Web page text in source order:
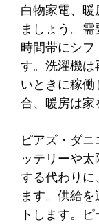
白物家電、
ましょう。
時間帯にシ
す。洗濯機
いときに稼
合、暖房は家
ピアズ・ダ
ッテリーや
する代わり
ます。供給
トします。